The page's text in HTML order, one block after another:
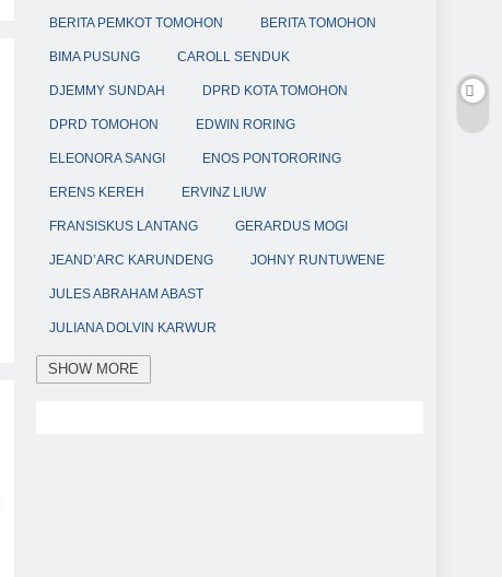
BERITA PEMKOT TOMOHON BERITA TOMOHON
BIMA PUSUNG CAROLL SENDUK
DJEMMY SUNDAH DPRD KOTA TOMOHON
DPRD TOMOHON EDWIN RORING
ELEONORA SANGI ENOS PONTORORING
ERENS KEREH ERVINZ LIUW
FRANSISKUS LANTANG GERARDUS MOGI
JEAND’ARC KARUNDENG JOHNY RUNTUWENE
JULES ABRAHAM ABAST
JULIANA DOLVIN KARWUR
KABID HUMAS POLDA SULUT
SHOW MORE